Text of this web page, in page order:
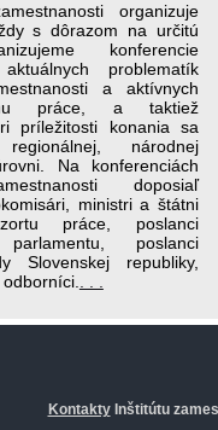
organizuje
s dôrazom na určitú
konferencie
problematík
a aktívnych
práce, a taktiež
príležitosti konania sa
národnej
Na konferenciách
doposiaľ
ministri a štátni
práce, poslanci
parlamentu, poslanci
Slovenskej republiky,
. . .
KontaktyInštitútu